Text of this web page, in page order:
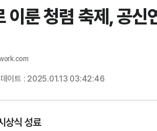
이룬 청렴 축제, 공신
이트 : 2025.01.13 03:42:46
상식 성료